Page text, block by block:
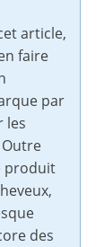
article,
faire
par
les
produit
des